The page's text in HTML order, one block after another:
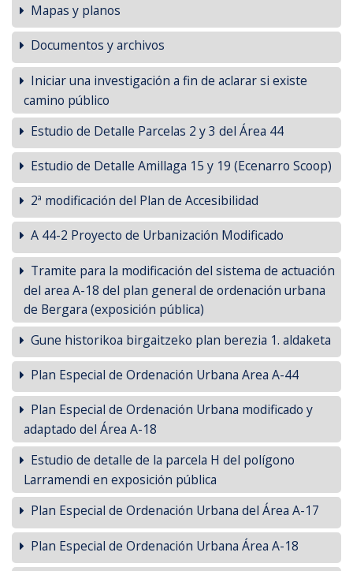
Mapas y planos
Documentos y archivos
Iniciar una investigación a fin de aclarar si existe
camino público
Estudio de Detalle Parcelas 2 y 3 del Área 44
Estudio de Detalle Amillaga 15 y 19 (Ecenarro Scoop)
2ª modificación del Plan de Accesibilidad
A 44-2 Proyecto de Urbanización Modificado
Tramite para la modificación del sistema de actuación
del area A-18 del plan general de ordenación urbana
de Bergara (exposición pública)
Gune historikoa birgaitzeko plan berezia 1. aldaketa
Plan Especial de Ordenación Urbana Area A-44
Plan Especial de Ordenación Urbana modificado y
adaptado del Área A-18
Estudio de detalle de la parcela H del polígono
Larramendi en exposición pública
Plan Especial de Ordenación Urbana del Área A-17
Plan Especial de Ordenación Urbana Área A-18